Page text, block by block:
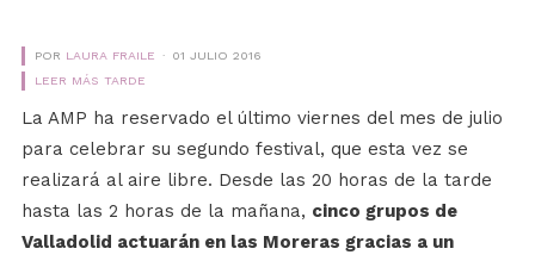
POR LAURA FRAILE
01 JULIO 2016
LEER MÁS TARDE
La AMP ha reservado el último viernes del mes de julio
para celebrar su segundo festival, que esta vez se
realizará al aire libre. Desde las 20 horas de la tarde
hasta las 2 horas de la mañana, cinco grupos de
Valladolid actuarán en las Moreras gracias a un